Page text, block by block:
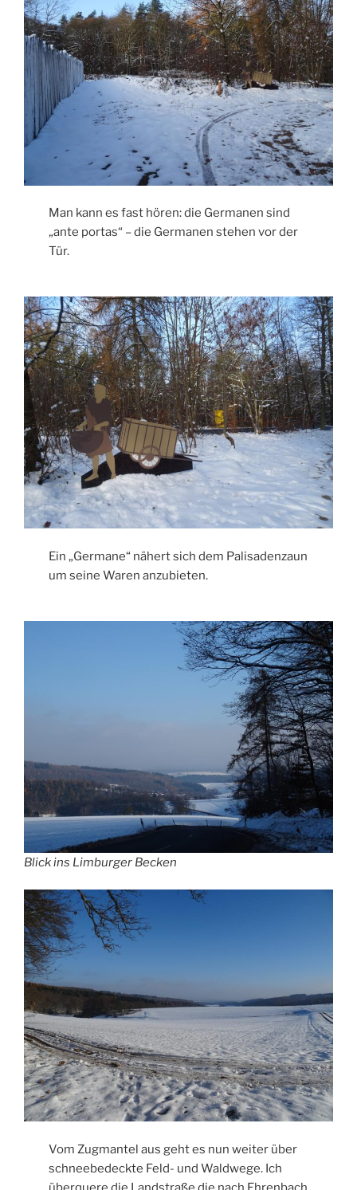
Man kann es fast hören: die Germanen sind
„ante portas“ – die Germanen stehen vor der
Tür.
Ein „Germane“ nähert sich dem Palisadenzaun
um seine Waren anzubieten.
Blick ins Limburger Becken
Vom Zugmantel aus geht es nun weiter über
schneebedeckte Feld- und Waldwege. Ich